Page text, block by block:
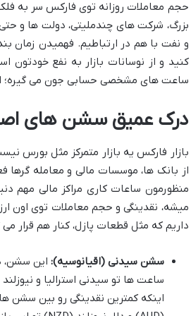
بزرگ، شرکت های چندملیتی، دولت ها و حتی
و نفت با هم در ارتباطیم. فهمیدن زمان
کنید و از نوسانات بازار به نفع
ساعت های مشخصی حسابی جون می گیره؛
درک عمیق سشن های اصلی
بازار فارکس یه بازار متمرکز مثل بورس
از بانک ها، موسسات مالی و معامله
منظورمون ساعات کاری مراکز مالی مهم
میشه، نقدینگی و حجم معاملات توی اون
داریم که مثل قطعات پازل، کنار هم قرار می گیرن و بازار رو
سشن سیدنی (اقیانوسیه): این سشن،
ساعت ها تو سیدنی استرالیا و
اینکه کمترین نقدینگی رو بین سشن